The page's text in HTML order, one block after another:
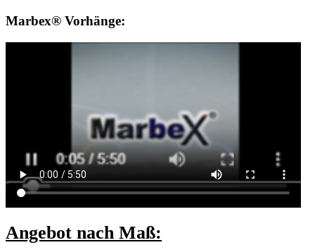
Marbex® Vorhänge:
Angebot nach Maß: